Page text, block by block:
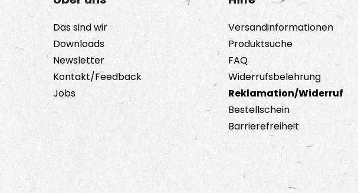
Das sind wir
Downloads
Newsletter
Kontakt/Feedback
Jobs
Versandinformationen
Produktsuche
FAQ
Widerrufsbelehrung
Reklamation/Widerruf
Bestellschein
Barrierefreiheit